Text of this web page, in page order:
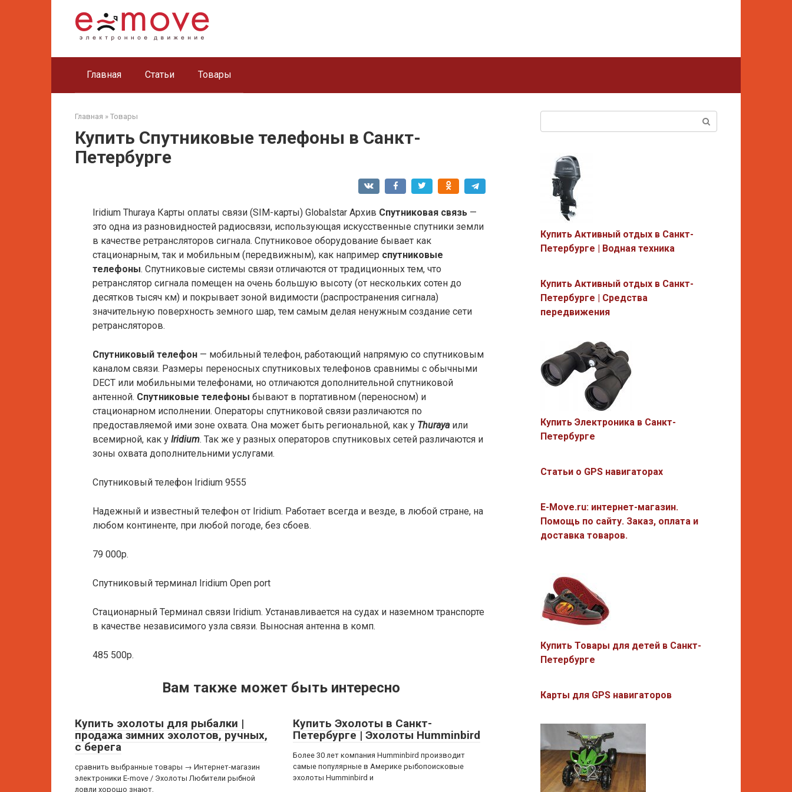
Главная Статьи Товары
Главная » Товары
Купить Спутниковые телефоны в Санкт-
Петербурге
Iridium Thuraya Карты оплаты связи (SIM-карты) Globalstar Архив Спутниковая связь —
это одна из разновидностей радиосвязи, использующая искусственные спутники земли
в качестве ретрансляторов сигнала. Спутниковое оборудование бывает как
стационарным, так и мобильным (передвижным), как например спутниковые
телефоны. Спутниковые системы связи отличаются от традиционных тем, что
ретранслятор сигнала помещен на очень большую высоту (от нескольких сотен до
десятков тысяч км) и покрывает зоной видимости (распространения сигнала)
значительную поверхность земного шар, тем самым делая ненужным создание сети
ретрансляторов.
Спутниковый телефон — мобильный телефон, работающий напрямую со спутниковым
каналом связи. Размеры переносных спутниковых телефонов сравнимы с обычными
DECT или мобильными телефонами, но отличаются дополнительной спутниковой
антенной. Спутниковые телефоны бывают в портативном (переносном) и
стационарном исполнении. Операторы спутниковой связи различаются по
предоставляемой ими зоне охвата. Она может быть региональной, как у Thuraya или
всемирной, как у Iridium. Так же у разных операторов спутниковых сетей различаются и
зоны охвата дополнительними услугами.
Спутниковый телефон Iridium 9555
Надежный и известный телефон от Iridium. Работает всегда и везде, в любой стране, на
любом континенте, при любой погоде, без сбоев.
79 000р.
Спутниковый терминал Iridium Open port
Стационарный Терминал связи Iridium. Устанавливается на судах и наземном транспорте
в качестве независимого узла связи. Выносная антенна в комп.
485 500р.
Вам также может быть интересно
Купить эхолоты для рыбалки |
продажа зимних эхолотов, ручных,
с берега
сравнить выбранные товары → Интернет-магазин
электроники E-move / Эхолоты Любители рыбной
ловли хорошо знают,
Купить Эхолоты в Санкт-
Петербурге | Эхолоты Humminbird
Более 30 лет компания Humminbird производит
самые популярные в Америке рыбопоисковые
эхолоты Humminbird и
Купить Активный отдых в Санкт-
Петербурге | Водная техника
Купить Активный отдых в Санкт-
Петербурге | Средства
передвижения
Купить Электроника в Санкт-
Петербурге
Статьи о GPS навигаторах
E-Move.ru: интернет-магазин.
Помощь по сайту. Заказ, оплата и
доставка товаров.
Купить Товары для детей в Санкт-
Петербурге
Карты для GPS навигаторов